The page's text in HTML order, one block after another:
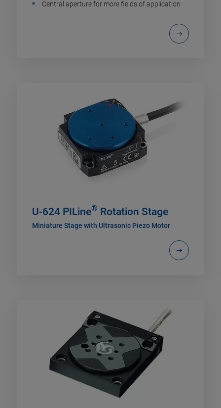
Central aperture for more fields of application
U-624 PILine® Rotation Stage
Miniature Stage with Ultrasonic Piezo Motor